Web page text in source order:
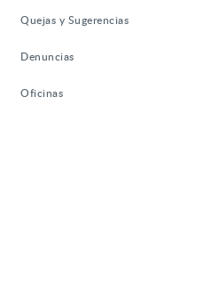
Quejas y Sugerencias
Denuncias
Oficinas